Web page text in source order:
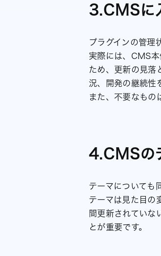
3.CMSに
プラグインの管理
実際には、CMS
ため、更新の見落
況、開発の継続性
また、不要なもの
4.CMSの
テーマについても
テーマは見た目の
間更新されていな
とが重要です。